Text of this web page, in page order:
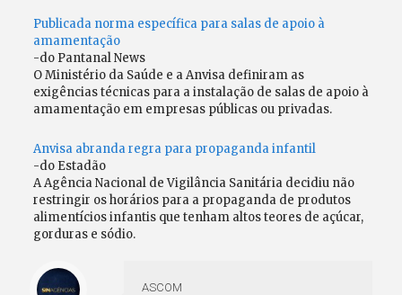
Publicada norma específica para salas de apoio à
amamentação
-do Pantanal News
O Ministério da Saúde e a Anvisa definiram as
exigências técnicas para a instalação de salas de apoio à
amamentação em empresas públicas ou privadas.
Anvisa abranda regra para propaganda infantil
-do Estadão
A Agência Nacional de Vigilância Sanitária decidiu não
restringir os horários para a propaganda de produtos
alimentícios infantis que tenham altos teores de açúcar,
gorduras e sódio.
ASCOM